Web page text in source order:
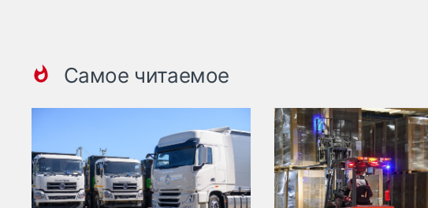
Самое читаемое